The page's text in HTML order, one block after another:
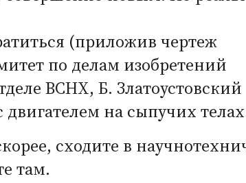
(приложив чертеж
по делам изобретений
ВСНХ, Б. Златоустовский
двигателем на сыпучих
сходите в
там.